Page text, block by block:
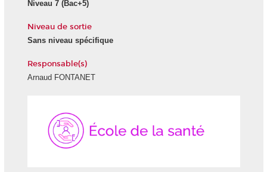
Niveau 7(Bac+5)
Niveau de sortie
Sans niveau spécifique
Responsable(s)
Arnaud FONTANET